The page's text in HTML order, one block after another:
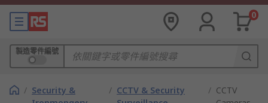
0
製造零件編號
/ Security &
/ CCTV & Security
/ CCTV